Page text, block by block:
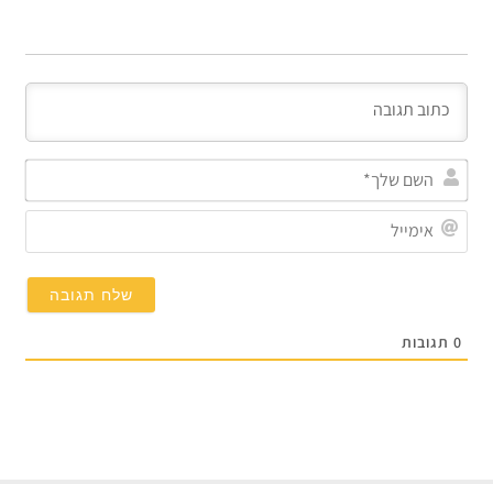
0תגובות